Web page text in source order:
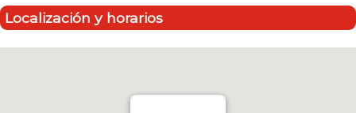
Localización y horarios